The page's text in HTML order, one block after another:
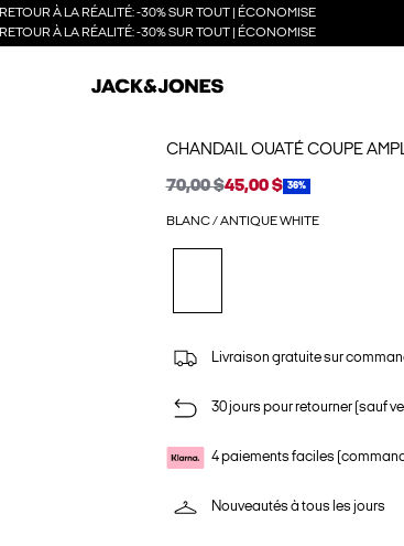
RETOUR À LA RÉALITÉ: -30% SUR TOUT | ÉCONOMISE
RETOUR À LA RÉALITÉ: -30% SUR TOUT | ÉCONOMISE
CHANDAIL OUATÉ COUPE
70,00 $45,00 $ 36%
BLANC / ANTIQUE WHITE
Livraison gratuite sur
30 jours pour retourner (sauf
4 paiements faciles
Nouveautés à tous les jours